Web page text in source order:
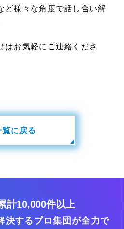
ど様々な角度で話し合い解
はお気軽にご連絡くださ
覧に戻る
計10,000件以上
決するプロ集団が全力で